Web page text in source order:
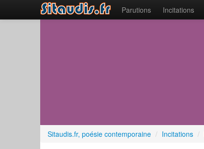
Parutions Incitations
Sitaudis.fr, poésie contemporaine / Incitations /